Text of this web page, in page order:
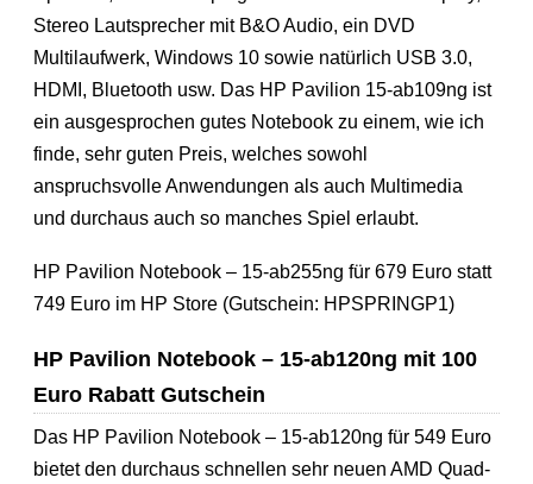
Stereo Lautsprecher mit B&O Audio, ein DVD
Multilaufwerk, Windows 10 sowie natürlich USB 3.0,
HDMI, Bluetooth usw. Das HP Pavilion 15-ab109ng ist
ein ausgesprochen gutes Notebook zu einem, wie ich
finde, sehr guten Preis, welches sowohl
anspruchsvolle Anwendungen als auch Multimedia
und durchaus auch so manches Spiel erlaubt.
HP Pavilion Notebook – 15-ab255ng für 679 Euro statt
749 Euro im HP Store (Gutschein: HPSPRINGP1)
HP Pavilion Notebook – 15-ab120ng mit 100
Euro Rabatt Gutschein
Das HP Pavilion Notebook – 15-ab120ng für 549 Euro
bietet den durchaus schnellen sehr neuen AMD Quad-